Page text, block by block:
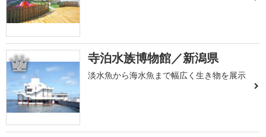
2 寺泊水族博物館／新潟県
淡水魚から海水魚まで幅広く生き物を展示